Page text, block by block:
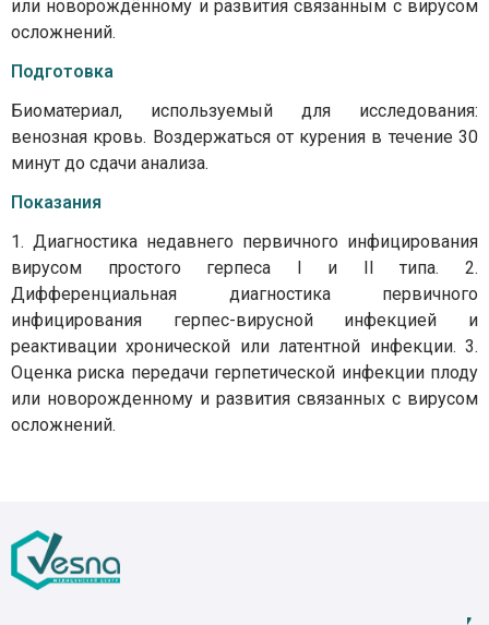
или новорождённому и развития связанным с вирусом
осложнений.
Подготовка
Биоматериал, используемый для исследования:
венозная кровь. Воздержаться от курения в течение 30
минут до сдачи анализа.
Показания
1. Диагностика недавнего первичного инфицирования
вирусом простого герпеса I и II типа. 2.
Дифференциальная диагностика первичного
инфицирования герпес-вирусной инфекцией и
реактивации хронической или латентной инфекции. 3.
Оценка риска передачи герпетической инфекции плоду
или новорожденному и развития связанных с вирусом
осложнений.